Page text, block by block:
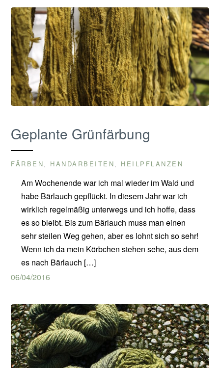
Geplante Grünfärbung
FÄRBEN , HANDARBEITEN , HEILPFLANZEN
Am Wochenende war ich mal wieder im Wald und
habe Bärlauch gepflückt. In diesem Jahr war ich
wirklich regelmäßig unterwegs und ich hoffe, dass
es so bleibt. Bis zum Bärlauch muss man einen
sehr steilen Weg gehen, aber es lohnt sich so sehr!
Wenn ich da mein Körbchen stehen sehe, aus dem
es nach Bärlauch […]
06/04/2016